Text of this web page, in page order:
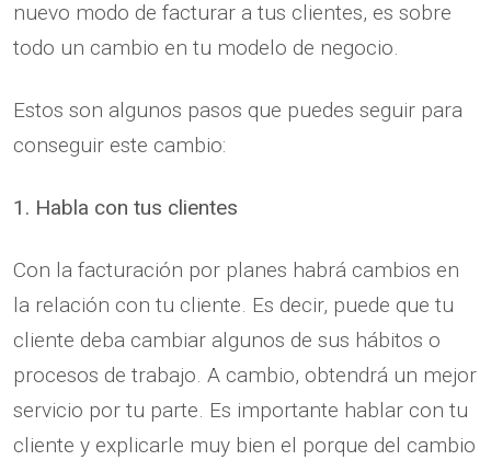
nuevo modo de facturar a tus clientes, es sobre
todo un cambio en tu modelo de negocio.
Estos son algunos pasos que puedes seguir para
conseguir este cambio:
1. Habla con tus clientes
Con la facturación por planes habrá cambios en
la relación con tu cliente. Es decir, puede que tu
cliente deba cambiar algunos de sus hábitos o
procesos de trabajo. A cambio, obtendrá un mejor
servicio por tu parte. Es importante hablar con tu
cliente y explicarle muy bien el porque del cambio